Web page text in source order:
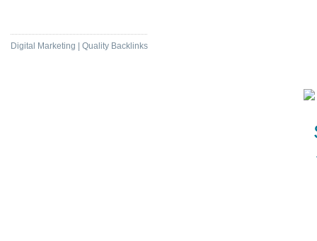
Digital Marketing | Quality Backlinks